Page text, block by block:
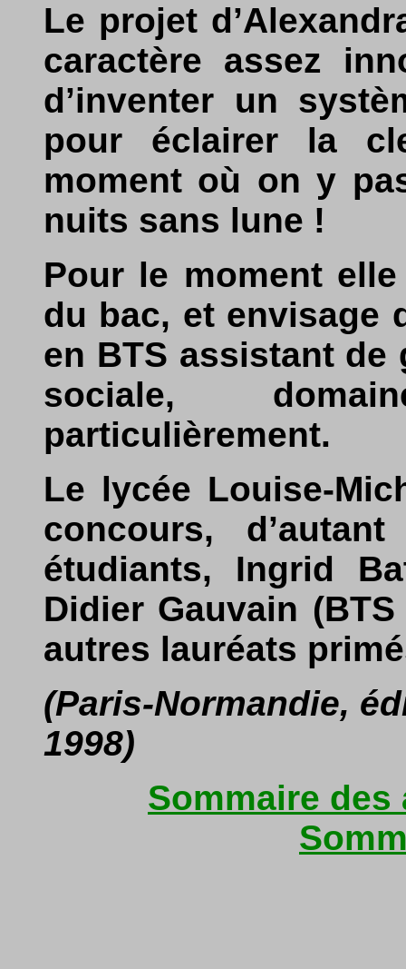
Le projet
caractère assez
d’inventer un
pour éclairer la
moment où on y
nuits sans lune !
Pour le moment
du bac, et envisage
en BTS assistant de
sociale,
particulièrement.
Le lycée Louise-
concours,
étudiants, Ingrid
Didier Gauvain
autres lauréats
(Paris-Normandie,
1998)
Sommaire des